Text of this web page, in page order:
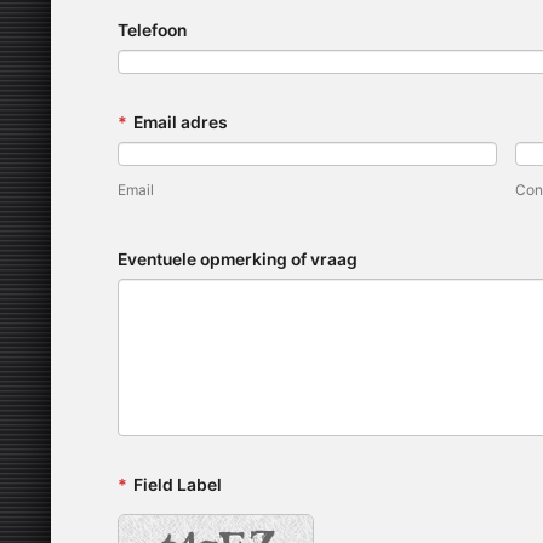
Telefoon
* Email adres
Email
Eventuele opmerking of vraag
* Field Label